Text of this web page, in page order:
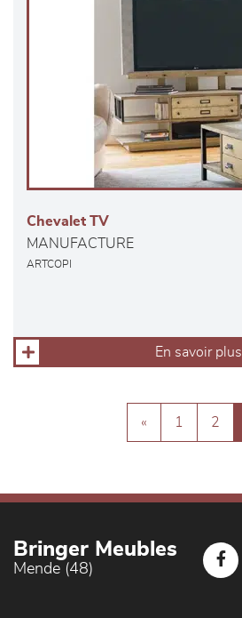
Chevalet TV
MANUFACTURE
ARTCOPI
En savoir plus
« 1 2
Bringer Meubles
Mende (48)